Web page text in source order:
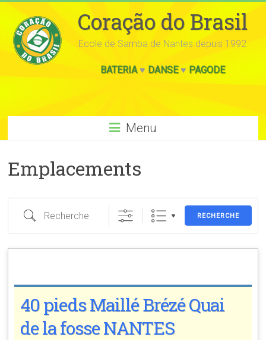
Coração do Brasil
Ecole de Samba de Nantes depuis 1992
BATERIA♥ DANSE♥ PAGODE
Menu
Emplacements
Recherche
RECHERCHE
40 pieds Maillé Brézé Quai
de la fosse NANTES